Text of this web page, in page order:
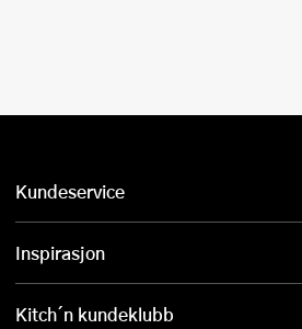
Kundeservice
Inspirasjon
Kitch´n kundeklubb